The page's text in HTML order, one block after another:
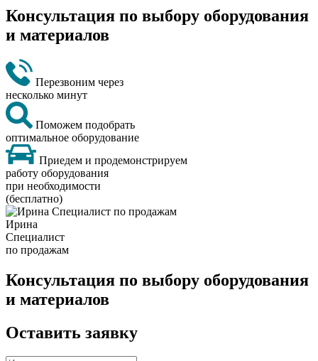
Консультация по выбору оборудования
и материалов
Перезвоним через
несколько минут
Поможем подобрать
оптимальное оборудование
Приедем и продемонстрируем
работу оборудования
при необходимости
(бесплатно)
Ирина
Специалист
по продажам
Консультация по выбору оборудования
и материалов
Оставить заявку